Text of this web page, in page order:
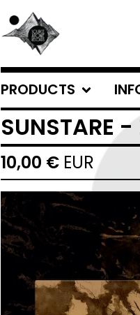
PRODUCTS
SUNSTARE -
10,00 € EUR